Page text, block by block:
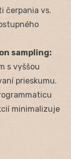
čerpania vs.
sampling:
s vyššou
prieskumu.
minimalizuje